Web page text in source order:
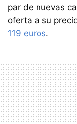
par de nuevas
oferta a su
119 euros.